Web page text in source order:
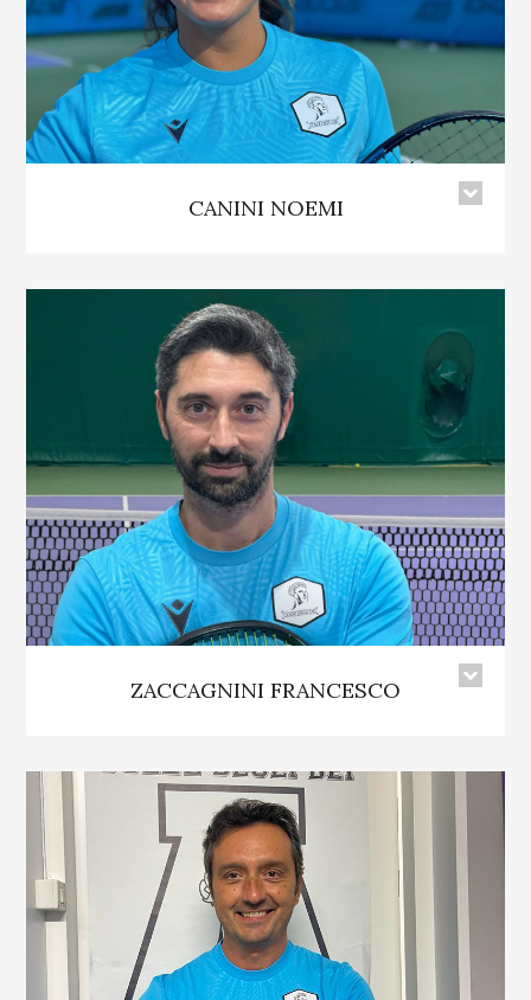
CANINI NOEMI
ZACCAGNINI FRANCESCO